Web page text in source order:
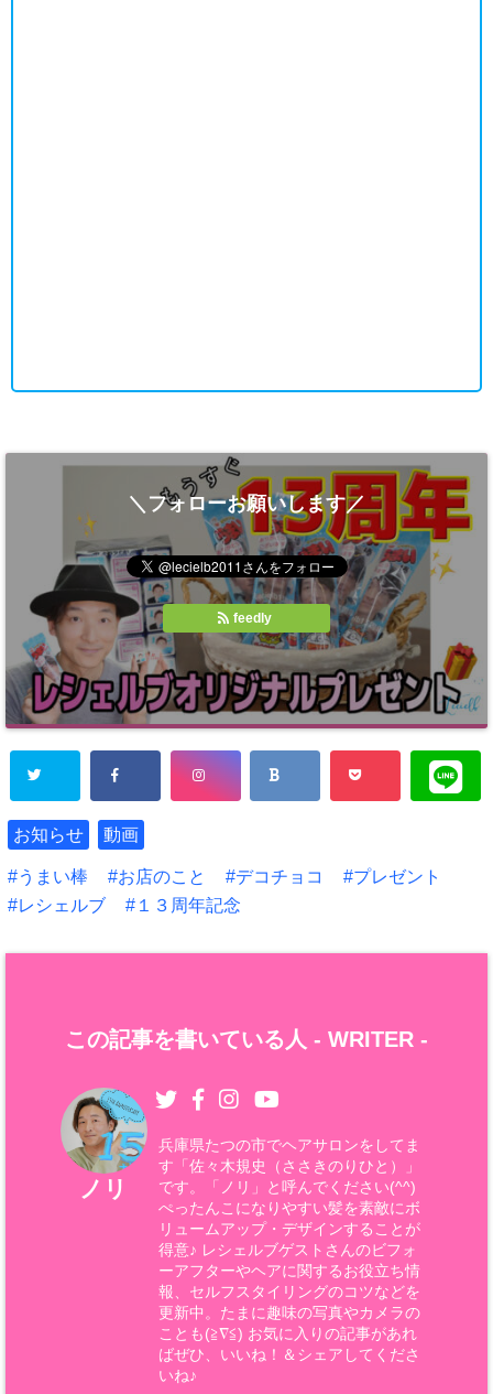
＼フォローお願いします／
feedly
お知らせ 動画
うまい棒 お店のこと デコチョコ
プレゼント
レシェルブ
１３周年記念
この記事を書いている人 - WRITER -
ノリ
兵庫県たつの市でヘアサロンをしてま
す「佐々木規史（ささきのりひと）」
です。「ノリ」と呼んでください(^^)
ぺったんこになりやすい髪を素敵にボ
リュームアップ・デザインすることが
得意♪ レシェルブゲストさんのビフォ
ーアフターやヘアに関するお役立ち情
報、セルフスタイリングのコツなどを
更新中。たまに趣味の写真やカメラの
ことも(≧∇≦) お気に入りの記事があれ
ばぜひ、いいね！＆シェアしてくださ
いね♪